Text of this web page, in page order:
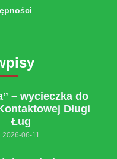
– wycieczka do
Długi
Ług
2026-06-11